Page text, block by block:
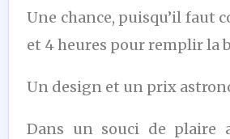
Une chance, puisqu’il faut
et 4 heures pour remplir la
Un design et un prix
Dans un souci de plaire